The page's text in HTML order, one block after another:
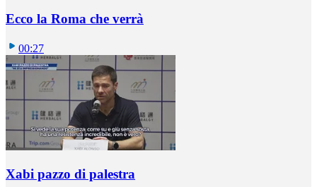
Ecco la Roma che verrà
00:27
Xabi pazzo di palestra